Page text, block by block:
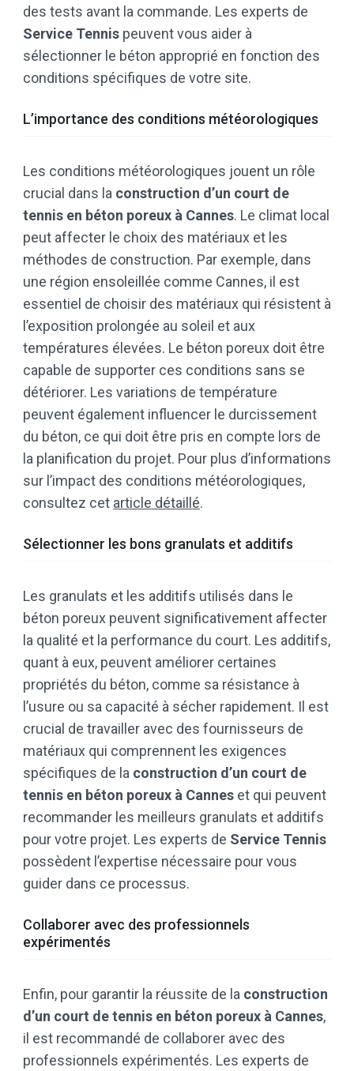
des tests avant la commande. Les experts de
Service Tennis peuvent vous aider à
sélectionner le béton approprié en fonction des
conditions spécifiques de votre site.
L’importance des conditions météorologiques
Les conditions météorologiques jouent un rôle
crucial dans la construction d’un court de
tennis en béton poreux à Cannes. Le climat local
peut affecter le choix des matériaux et les
méthodes de construction. Par exemple, dans
une région ensoleillée comme Cannes, il est
essentiel de choisir des matériaux qui résistent à
l’exposition prolongée au soleil et aux
températures élevées. Le béton poreux doit être
capable de supporter ces conditions sans se
détériorer. Les variations de température
peuvent également influencer le durcissement
du béton, ce qui doit être pris en compte lors de
la planification du projet. Pour plus d’informations
sur l’impact des conditions météorologiques,
consultez cet article détaillé.
Sélectionner les bons granulats et additifs
Les granulats et les additifs utilisés dans le
béton poreux peuvent significativement affecter
la qualité et la performance du court. Les additifs,
quant à eux, peuvent améliorer certaines
propriétés du béton, comme sa résistance à
l’usure ou sa capacité à sécher rapidement. Il est
crucial de travailler avec des fournisseurs de
matériaux qui comprennent les exigences
spécifiques de la construction d’un court de
tennis en béton poreux à Cannes et qui peuvent
recommander les meilleurs granulats et additifs
pour votre projet. Les experts de Service Tennis
possèdent l’expertise nécessaire pour vous
guider dans ce processus.
Collaborer avec des professionnels
expérimentés
Enfin, pour garantir la réussite de la construction
d’un court de tennis en béton poreux à Cannes,
il est recommandé de collaborer avec des
professionnels expérimentés. Les experts de